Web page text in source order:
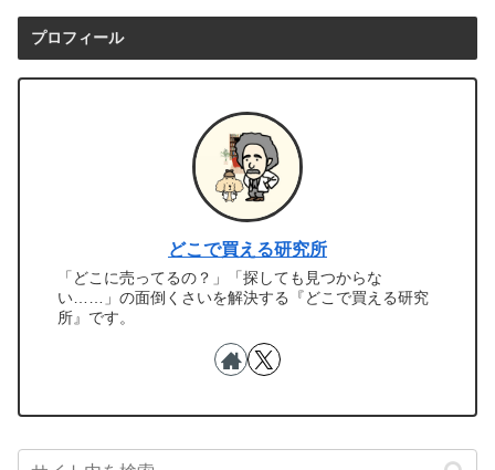
プロフィール
どこで買える研究所
「どこに売ってるの？」「探しても見つからな
い……」の面倒くさいを解決する『どこで買える研究
所』です。